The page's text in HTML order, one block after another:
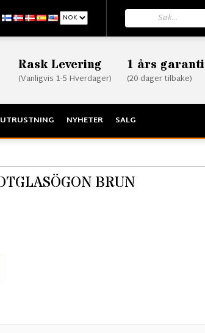
Rask Levering
(Vanligvis 1-5 Hverdager)
1 års garanti
(20 dager tilbake)
NYHETER SALG
BRUN